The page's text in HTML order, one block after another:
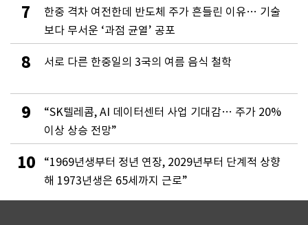
7
한중 격차 여전한데 반도체 주가 흔들린 이유… 기술
보다 무서운 ‘과점 균열’ 공포
8 서로 다른 한중일의 3국의 여름 음식 철학
9
“SK텔레콤, AI 데이터센터 사업 기대감… 주가 20%
이상 상승 전망”
10
“1969년생부터 정년 연장, 2029년부터 단계적 상향
해 1973년생은 65세까지 근로”